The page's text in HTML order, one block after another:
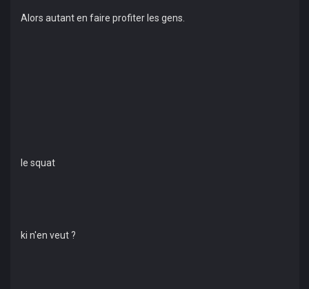
Alors autant en faire profiter les gens.
le squat
ki n'en veut ?